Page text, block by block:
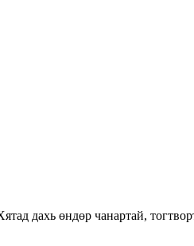
дахь өндөр чанартай,